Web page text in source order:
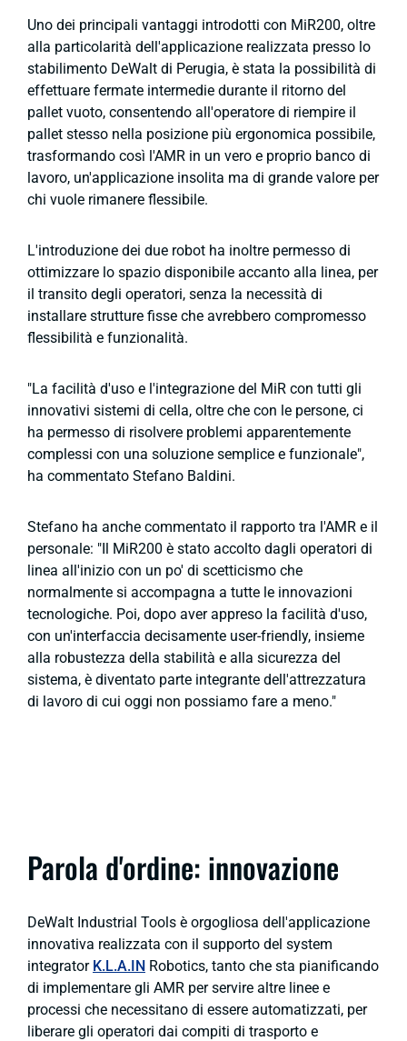
Uno dei principali vantaggi introdotti con MiR200, oltre
alla particolarità dell'applicazione realizzata presso lo
stabilimento DeWalt di Perugia, è stata la possibilità di
effettuare fermate intermedie durante il ritorno del
pallet vuoto, consentendo all'operatore di riempire il
pallet stesso nella posizione più ergonomica possibile,
trasformando così l'AMR in un vero e proprio banco di
lavoro, un'applicazione insolita ma di grande valore per
chi vuole rimanere flessibile.
L'introduzione dei due robot ha inoltre permesso di
ottimizzare lo spazio disponibile accanto alla linea, per
il transito degli operatori, senza la necessità di
installare strutture fisse che avrebbero compromesso
flessibilità e funzionalità.
"La facilità d'uso e l'integrazione del MiR con tutti gli
innovativi sistemi di cella, oltre che con le persone, ci
ha permesso di risolvere problemi apparentemente
complessi con una soluzione semplice e funzionale",
ha commentato Stefano Baldini.
Stefano ha anche commentato il rapporto tra l'AMR e il
personale: "Il MiR200 è stato accolto dagli operatori di
linea all'inizio con un po' di scetticismo che
normalmente si accompagna a tutte le innovazioni
tecnologiche. Poi, dopo aver appreso la facilità d'uso,
con un'interfaccia decisamente user-friendly, insieme
alla robustezza della stabilità e alla sicurezza del
sistema, è diventato parte integrante dell'attrezzatura
di lavoro di cui oggi non possiamo fare a meno."
Parola d'ordine: innovazione
DeWalt Industrial Tools è orgogliosa dell'applicazione
innovativa realizzata con il supporto del system
integrator K.L.A.IN Robotics, tanto che sta pianificando
di implementare gli AMR per servire altre linee e
processi che necessitano di essere automatizzati, per
liberare gli operatori dai compiti di trasporto e